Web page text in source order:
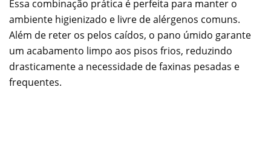
Essa combinação prática é perfeita para manter o
ambiente higienizado e livre de alérgenos comuns.
Além de reter os pelos caídos, o pano úmido garante
um acabamento limpo aos pisos frios, reduzindo
drasticamente a necessidade de faxinas pesadas e
frequentes.